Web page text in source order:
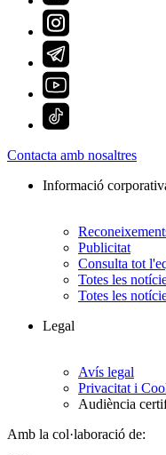
Contacta amb nosaltres
Informació
Publicitat
Consulta tot
Totes les
Totes les
Legal
Avís legal
Privacitat i
Audiència
Amb la col·laboració de: